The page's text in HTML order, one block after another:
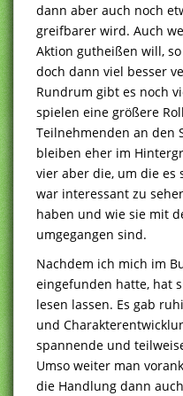
dann aber auch noch
greifbarer wird. Auch
Aktion gutheißen will,
doch dann viel besser
Rundrum gibt es noch
spielen eine größere
Teilnehmenden an den
bleiben eher im
vier aber die, um die es
war interessant zu
haben und wie sie mit
umgegangen sind.
Nachdem ich mich im
eingefunden hatte, hat
lesen lassen. Es gab
und
spannende und
Umso weiter man
die Handlung dann